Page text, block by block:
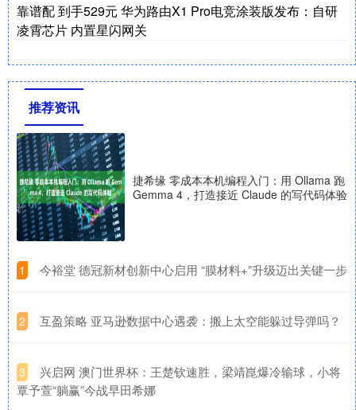
靠谱配 到手529元 华为路由X1 Pro电竞涂装版发布：自研
凌霄芯片 内置星闪网关
推荐资讯
捷希缘 零成本本机编程入门：用 Ollama 跑
Gemma 4，打造接近 Claude 的写代码体验
1 ​今裕堂 德冠新材创新中心启用 “膜材料+”升级迈出关键一步
2 ​互盈策略 亚马逊数据中心遇袭：搬上太空能躲过导弹吗？
3
​兴启网 澳门世界杯：王楚钦速胜，梁靖崑爆冷输球，小将
覃予萱“躺赢”今战早田希娜